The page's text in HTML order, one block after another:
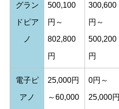
グラン
ドピア
ノ
500,100
円～
802,800
円
300,600
円～
500,200
円
電子ピ
アノ
25,000円
～60,000
0円～
25,000円